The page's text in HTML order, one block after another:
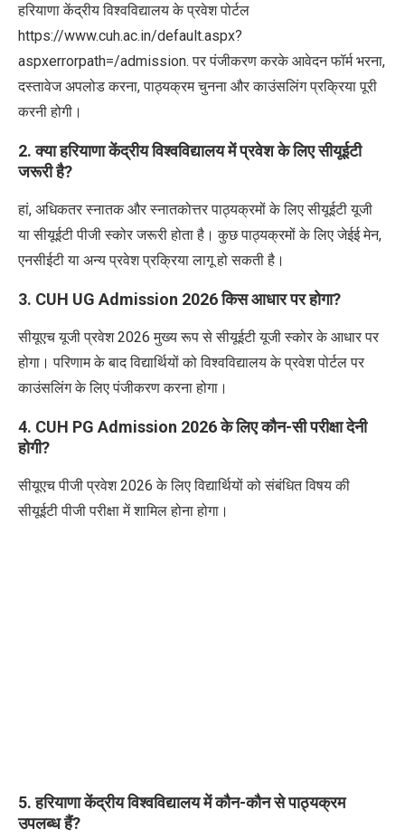
हरियाणा केंद्रीय विश्वविद्यालय के प्रवेश पोर्टल
https://www.cuh.ac.in/default.aspx?
aspxerrorpath=/admission. पर पंजीकरण करके आवेदन फॉर्म भरना,
दस्तावेज अपलोड करना, पाठ्यक्रम चुनना और काउंसलिंग प्रक्रिया पूरी
करनी होगी।
2. क्या हरियाणा केंद्रीय विश्वविद्यालय में प्रवेश के लिए सीयूईटी
जरूरी है?
हां, अधिकतर स्नातक और स्नातकोत्तर पाठ्यक्रमों के लिए सीयूईटी यूजी
या सीयूईटी पीजी स्कोर जरूरी होता है। कुछ पाठ्यक्रमों के लिए जेईई मेन,
एनसीईटी या अन्य प्रवेश प्रक्रिया लागू हो सकती है।
3. CUH UG Admission 2026 किस आधार पर होगा?
सीयूएच यूजी प्रवेश 2026 मुख्य रूप से सीयूईटी यूजी स्कोर के आधार पर
होगा। परिणाम के बाद विद्यार्थियों को विश्वविद्यालय के प्रवेश पोर्टल पर
काउंसलिंग के लिए पंजीकरण करना होगा।
4. CUH PG Admission 2026 के लिए कौन-सी परीक्षा देनी
होगी?
सीयूएच पीजी प्रवेश 2026 के लिए विद्यार्थियों को संबंधित विषय की
सीयूईटी पीजी परीक्षा में शामिल होना होगा।
5. हरियाणा केंद्रीय विश्वविद्यालय में कौन-कौन से पाठ्यक्रम
उपलब्ध हैं?